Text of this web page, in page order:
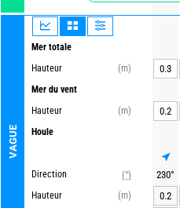
VAGUE
Mer totale
Hauteur
(m)
Mer du vent
Hauteur
(m)
Houle
Direction
(°)
Hauteur
(m)
0.3
0.2
230°
0.2